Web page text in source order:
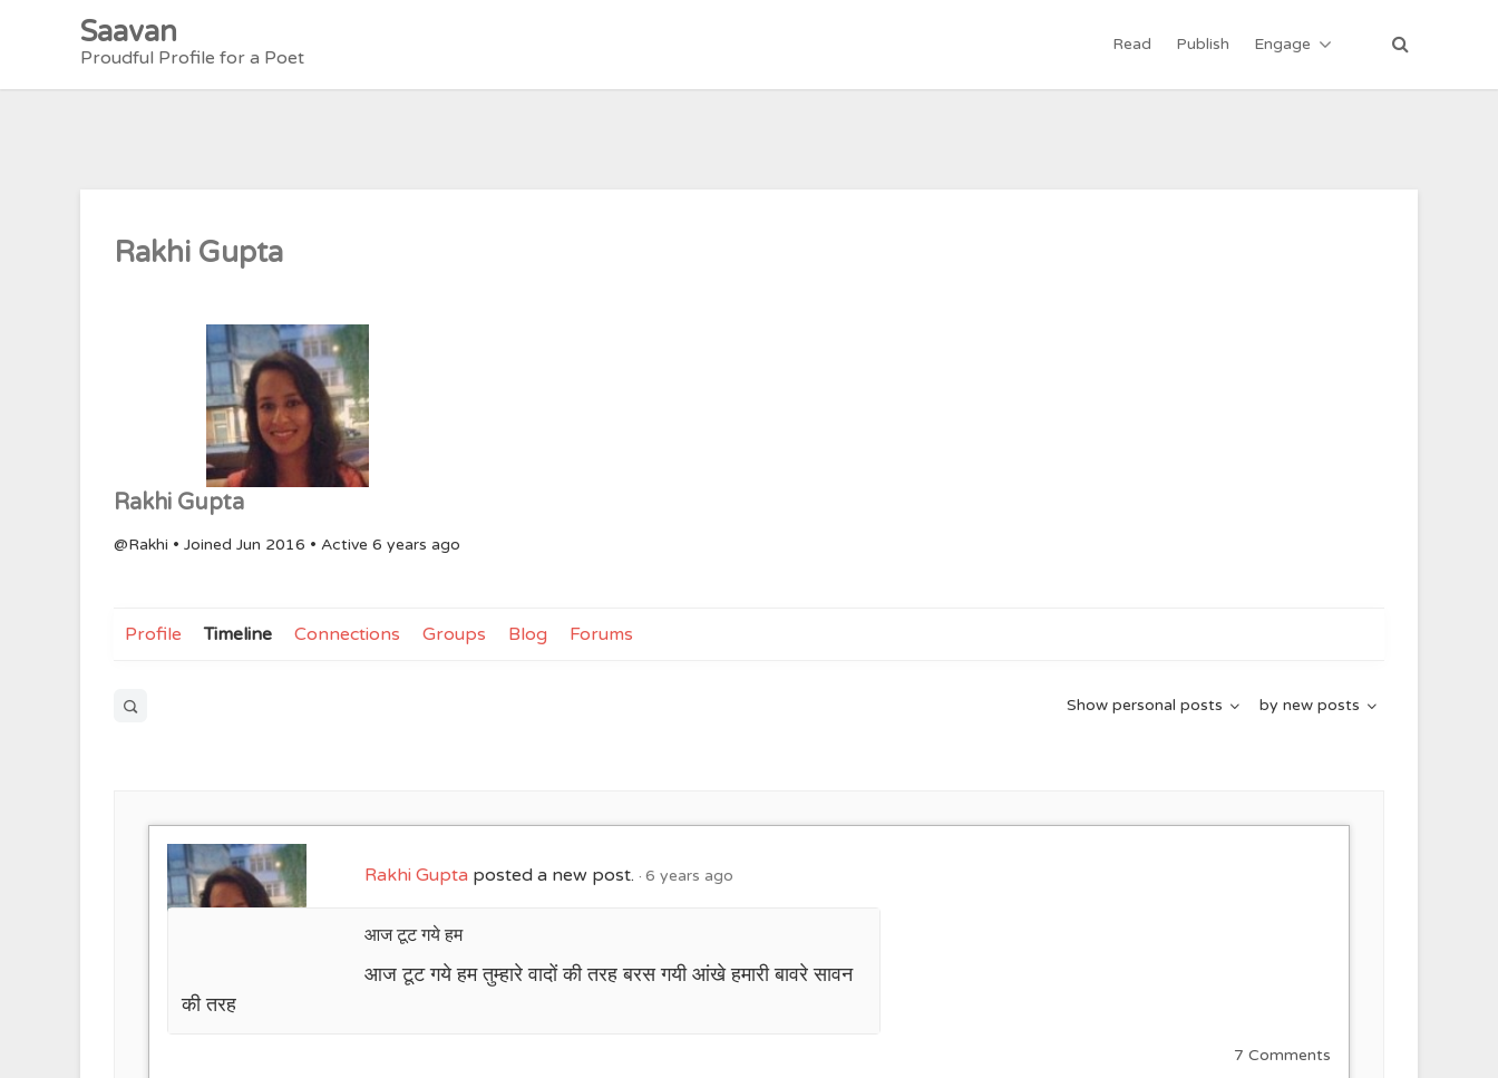
Saavan
Proudful Profile for a Poet
Read Publish Engage
Rakhi Gupta
Rakhi Gupta
@Rakhi • Joined Jun 2016 • Active 6 years ago
Profile Timeline Connections Groups Blog Forums
Open
Show personal posts by new posts
Rakhi Gupta posted a new post. 6 years ago
आज टूट गये हम
आज टूट गये हम तुम्हारे वादों की तरह बरस गयी आंखे हमारी बावरे सावन
की तरह
7 Comments